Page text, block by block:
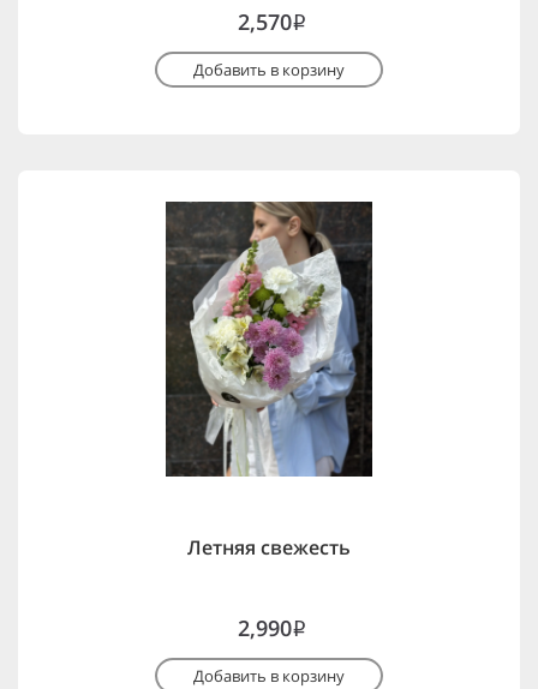
2,570i
Добавить в корзину
Летняя свежесть
2,990i
Добавить в корзину